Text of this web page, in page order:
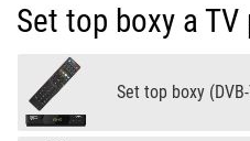
Set top boxy a
Set top boxy